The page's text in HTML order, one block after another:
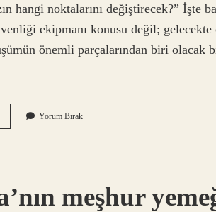
hangi noktalarını değiştirecek?” İşte
ekipmanı konusu değil; gelecekte
önemli parçalarından biri olacak
Yorum Bırak
meşhur